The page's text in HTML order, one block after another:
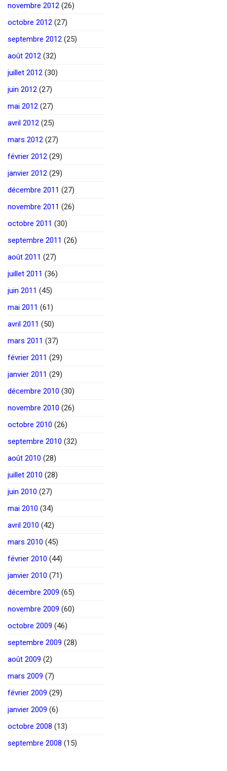
novembre 2012 (26)
octobre 2012 (27)
septembre 2012 (25)
août 2012 (32)
juillet 2012 (30)
juin 2012 (27)
mai 2012 (27)
avril 2012 (25)
mars 2012 (27)
février 2012 (29)
janvier 2012 (29)
décembre 2011 (27)
novembre 2011 (26)
octobre 2011 (30)
septembre 2011 (26)
août 2011 (27)
juillet 2011 (36)
juin 2011 (45)
mai 2011 (61)
avril 2011 (50)
mars 2011 (37)
février 2011 (29)
janvier 2011 (29)
décembre 2010 (30)
novembre 2010 (26)
octobre 2010 (26)
septembre 2010 (32)
août 2010 (28)
juillet 2010 (28)
juin 2010 (27)
mai 2010 (34)
avril 2010 (42)
mars 2010 (45)
février 2010 (44)
janvier 2010 (71)
décembre 2009 (65)
novembre 2009 (60)
octobre 2009 (46)
septembre 2009 (28)
août 2009 (2)
mars 2009 (7)
février 2009 (29)
janvier 2009 (6)
octobre 2008 (13)
septembre 2008 (15)